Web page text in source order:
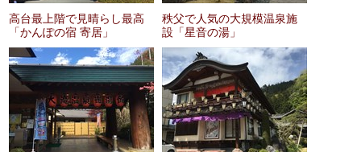
高台最上階で見晴らし最高
「かんぽの宿 寄居」
秩父で人気の大規模温泉施
設「星音の湯」